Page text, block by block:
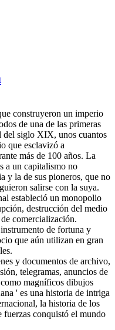
construyeron un imperio
de una de las primeras
del siglo XIX, unos cuantos
que esclavizó a
más de 100 años. La
a un capitalismo no
y la de sus pioneros, que no
salirse con la suya.
estableció un monopolio
destrucción del medio
comercialización.
de fortuna y
que aún utilizan en gran
y documentos de archivo,
telegramas, anuncios de
magníficos dibujos
' es una historia de intriga
la historia de los
conquistó el mundo